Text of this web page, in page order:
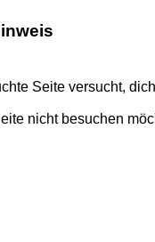
Seite versucht,
nicht besuchen